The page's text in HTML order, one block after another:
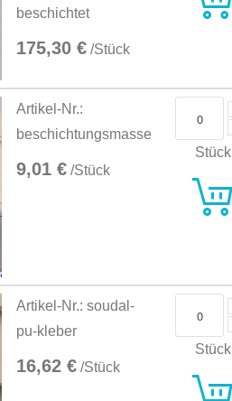
beschichtet
175,30 € /Stück
Artikel-Nr.:
beschichtungsmasse
9,01 € /Stück
Stück
Artikel-Nr.: soudal-
pu-kleber
16,62 € /Stück
Stück